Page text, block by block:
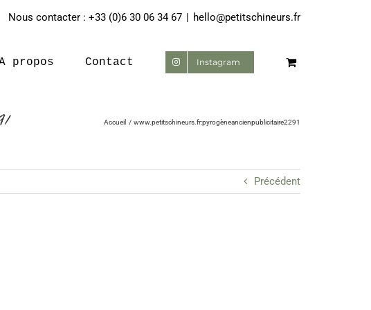
Nous contacter : +33 (0)6 30 06 34 67 | hello@petitschineurs.fr
propos Contact Instagram
Accueil www.petitschineurs.fr:pyrogèneancienpublicitaire2291
Précédent